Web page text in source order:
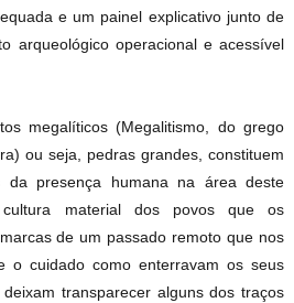
e um painel explicativo junto de
arqueológico operacional e acessível
megalíticos (Megalitismo, do grego
ou seja, pedras grandes, constituem
da presença humana na área deste
material dos povos que os
de um passado remoto que nos
o cuidado como enterravam os seus
transparecer alguns dos traços